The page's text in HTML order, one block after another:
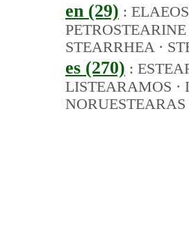
en (29) :
PETROSTEARINE
STEARRHEA·
es (270) :
LISTEARAMOS ·
NORUESTEARAS